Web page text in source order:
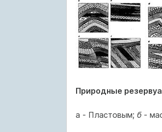
Природные
а - Пластовым; б -